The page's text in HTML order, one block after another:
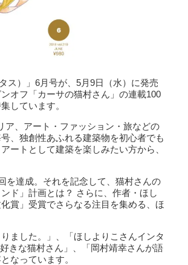
ス）」6月号が、5月9日（水）に発売
オフ「カーサの猫村さん」の連載100
しています。
ア、アート・ファッション・旅などの
、独創性あふれる建築物を初心者でも
ートとして建築を楽しみたい方から、
を達成。それを記念して、猫村さんの
ド」計画とは？ さらに、作者・ほし
賞」受賞でさらなる注目を集める、ほ
ました。」、「ほしよりこさんインタ
きな猫村さん」、「岡村靖幸さんが語
なっています。